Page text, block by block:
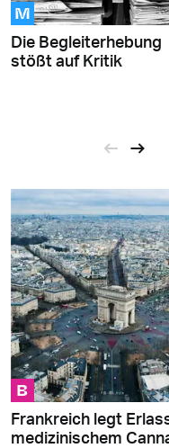
M
Die Begleiterhebung
stößt auf Kritik
B
Frankreich legt
medizinischem